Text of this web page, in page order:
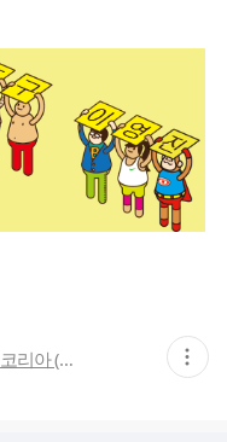
소도구 메디컬트레이닝 코리아 (소도구 재활운동학회) 현
재